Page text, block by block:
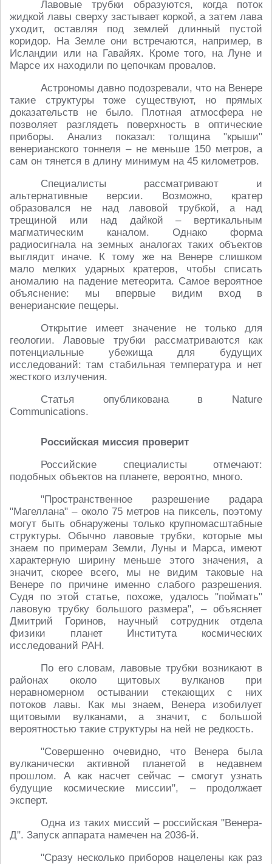
Лавовые трубки образуются, когда поток
жидкой лавы сверху застывает коркой, а затем лава
уходит, оставляя под землей длинный пустой
коридор. На Земле они встречаются, например, в
Исландии или на Гавайях. Кроме того, на Луне и
Марсе их находили по цепочкам провалов.
Астрономы давно подозревали, что на Венере
такие структуры тоже существуют, но прямых
доказательств не было. Плотная атмосфера не
позволяет разглядеть поверхность в оптические
приборы. Анализ показал: толщина "крыши"
венерианского тоннеля – не меньше 150 метров, а
сам он тянется в длину минимум на 45 километров.
Специалисты рассматривают и
альтернативные версии. Возможно, кратер
образовался не над лавовой трубкой, а над
трещиной или над дайкой – вертикальным
магматическим каналом. Однако форма
радиосигнала на земных аналогах таких объектов
выглядит иначе. К тому же на Венере слишком
мало мелких ударных кратеров, чтобы списать
аномалию на падение метеорита. Самое вероятное
объяснение: мы впервые видим вход в
венерианские пещеры.
Открытие имеет значение не только для
геологии. Лавовые трубки рассматриваются как
потенциальные убежища для будущих
исследований: там стабильная температура и нет
жесткого излучения.
Статья опубликована в Nature
Communications.
Российская миссия проверит
Российские специалисты отмечают:
подобных объектов на планете, вероятно, много.
"Пространственное разрешение радара
"Магеллана" – около 75 метров на пиксель, поэтому
могут быть обнаружены только крупномасштабные
структуры. Обычно лавовые трубки, которые мы
знаем по примерам Земли, Луны и Марса, имеют
характерную ширину меньше этого значения, а
значит, скорее всего, мы не видим таковые на
Венере по причине именно слабого разрешения.
Судя по этой статье, похоже, удалось "поймать"
лавовую трубку большого размера", – объясняет
Дмитрий Горинов, научный сотрудник отдела
физики планет Института космических
исследований РАН.
По его словам, лавовые трубки возникают в
районах около щитовых вулканов при
неравномерном остывании стекающих с них
потоков лавы. Как мы знаем, Венера изобилует
щитовыми вулканами, а значит, с большой
вероятностью такие структуры на ней не редкость.
"Совершенно очевидно, что Венера была
вулканически активной планетой в недавнем
прошлом. А как насчет сейчас – смогут узнать
будущие космические миссии", – продолжает
эксперт.
Одна из таких миссий – российская "Венера-
Д". Запуск аппарата намечен на 2036-й.
"Сразу несколько приборов нацелены как раз